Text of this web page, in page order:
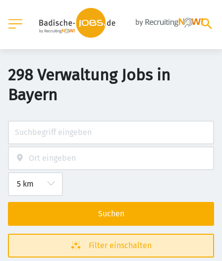
298 Verwaltung Jobs in
Bayern
Suchen
Filter einschalten